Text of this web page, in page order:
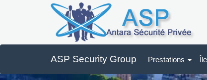
ASP Security Group Prestations